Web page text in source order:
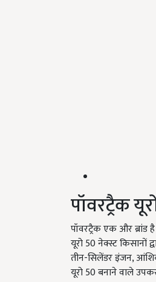
पॉवरट्रैक
पॉवरट्रैक एक और ब्रांड
यूरो 50 नेक्स्ट किसानों
तीन-सिलेंडर इंजन,
यूरो 50 बनाने वाले